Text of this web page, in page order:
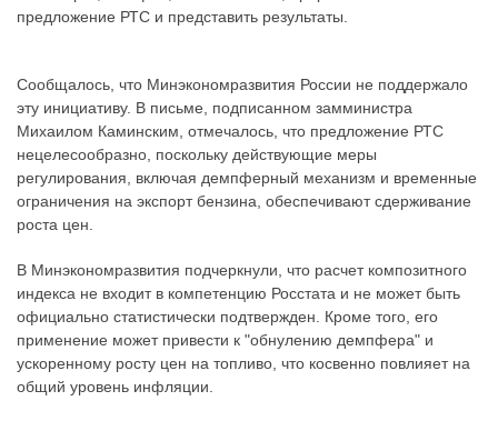
предложение РТС и представить результаты.
Сообщалось, что Минэкономразвития России не поддержало
эту инициативу. В письме, подписанном замминистра
Михаилом Каминским, отмечалось, что предложение РТС
нецелесообразно, поскольку действующие меры
регулирования, включая демпферный механизм и временные
ограничения на экспорт бензина, обеспечивают сдерживание
роста цен.
В Минэкономразвития подчеркнули, что расчет композитного
индекса не входит в компетенцию Росстата и не может быть
официально статистически подтвержден. Кроме того, его
применение может привести к "обнулению демпфера" и
ускоренному росту цен на топливо, что косвенно повлияет на
общий уровень инфляции.